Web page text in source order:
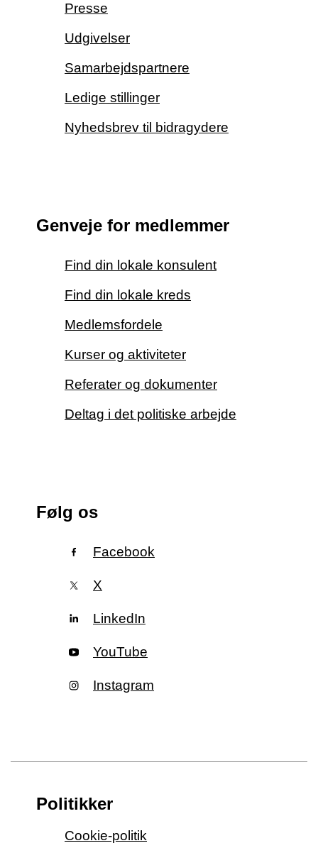
Presse
Udgivelser
Samarbejdspartnere
Ledige stillinger
Nyhedsbrev til bidragydere
Genveje for medlemmer
Find din lokale konsulent
Find din lokale kreds
Medlemsfordele
Kurser og aktiviteter
Referater og dokumenter
Deltag i det politiske arbejde
Følg os
Facebook
X
LinkedIn
YouTube
Instagram
Politikker
Cookie-politik